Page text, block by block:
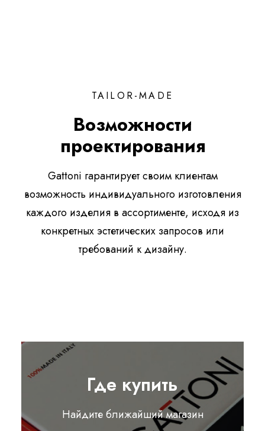
TAILOR-MADE
Возможности
проектирования
Gattoni гарантирует своим клиентам
возможность индивидуального изготовления
каждого изделия в ассортименте, исходя из
конкретных эстетических запросов или
требований к дизайну.
Где купить
Найдите ближайший магазин